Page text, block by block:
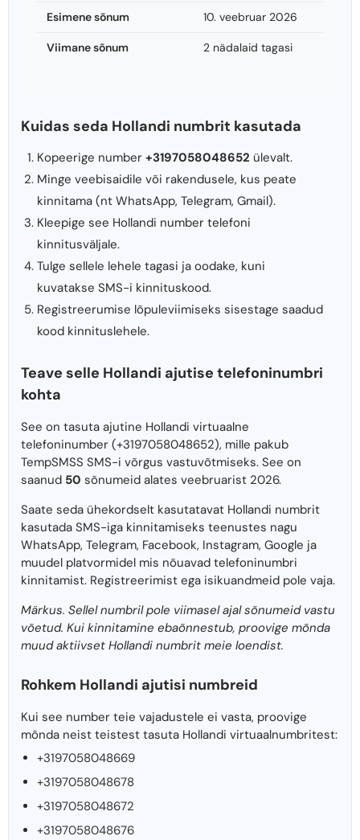
Esimene sõnum 10. veebruar 2026
Viimane sõnum 2 nädalaid tagasi
Kuidas seda Hollandi numbrit kasutada
Kopeerige number +3197058048652 ülevalt.
Minge veebisaidile või rakendusele, kus peate
kinnitama (nt WhatsApp, Telegram, Gmail).
Kleepige see Hollandi number telefoni
kinnitusväljale.
Tulge sellele lehele tagasi ja oodake, kuni
kuvatakse SMS-i kinnituskood.
Registreerumise lõpuleviimiseks sisestage saadud
kood kinnituslehele.
Teave selle Hollandi ajutise telefoninumbri
kohta
See on tasuta ajutine Hollandi virtuaalne
telefoninumber (+3197058048652), mille pakub
TempSMSS SMS-i võrgus vastuvõtmiseks. See on
saanud 50 sõnumeid alates veebruarist 2026.
Saate seda ühekordselt kasutatavat Hollandi numbrit
kasutada SMS-iga kinnitamiseks teenustes nagu
WhatsApp, Telegram, Facebook, Instagram, Google ja
muudel platvormidel mis nõuavad telefoninumbri
kinnitamist. Registreerimist ega isikuandmeid pole vaja.
Märkus. Sellel numbril pole viimasel ajal sõnumeid vastu
võetud. Kui kinnitamine ebaõnnestub, proovige mõnda
muud aktiivset Hollandi numbrit meie loendist.
Rohkem Hollandi ajutisi numbreid
Kui see number teie vajadustele ei vasta, proovige
mõnda neist teistest tasuta Hollandi virtuaalnumbritest:
+3197058048669
+3197058048678
+3197058048672
+3197058048676